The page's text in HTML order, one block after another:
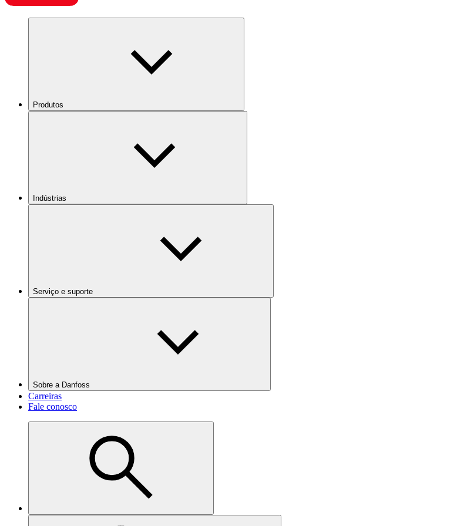
Produtos
Indústrias
Serviço e suporte
Sobre a Danfoss
Carreiras
Fale conosco